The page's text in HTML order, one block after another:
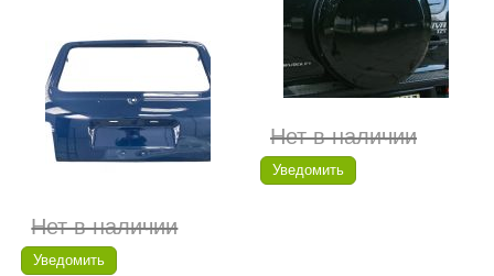
Нет в наличии
Уведомить
Нет в наличии
Уведомить